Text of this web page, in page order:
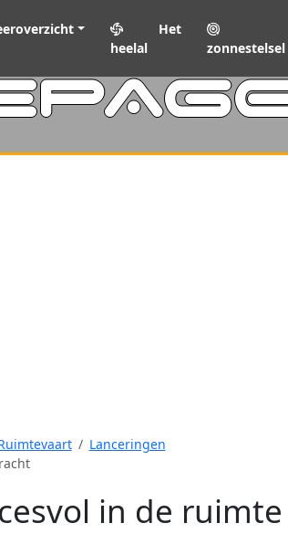
Het
heelal
zonnestelsel
Lanceringen
in de ruimte